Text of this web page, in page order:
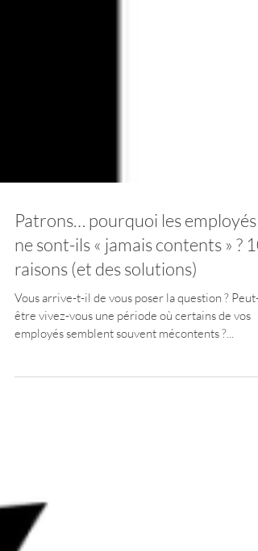
Patrons… pourquoi les employés
ne sont-ils « jamais contents » ? 10
raisons (et des solutions)
Vous arrive-t-il de vous poser la question ? Peut-
employés semblent souvent mécontents ?...